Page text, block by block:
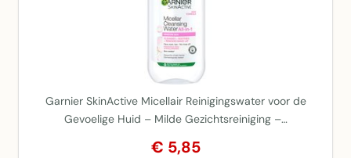
Garnier SkinActive Micellair Reinigingswater voor de
Gevoelige Huid – Milde Gezichtsreiniging –…
€ 5,85